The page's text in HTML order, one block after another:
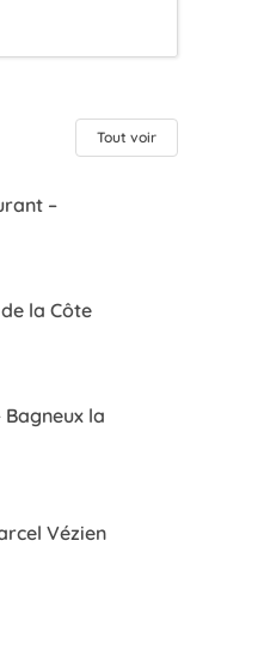
Tout voir
–
la Côte
Bagneux la
Vézien